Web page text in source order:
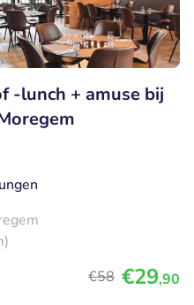
-lunch + amuse bij
€58 €29,90